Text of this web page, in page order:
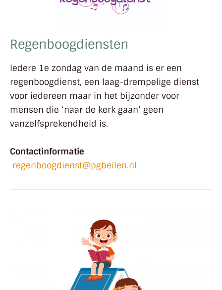
Regenboogdiensten
Iedere 1e zondag van de maand is er een
regenboogdienst, een laag-drempelige dienst
voor iedereen maar in het bijzonder voor
mensen die ‘naar de kerk gaan’ geen
vanzelfsprekendheid is.
Contactinformatie
regenboogdienst@pgbeilen.nl